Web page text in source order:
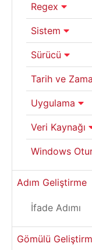
Regex
Sistem
Sürücü
Tarih ve
Uygulama
Veri Kaynağı
Windows
Adım Geliştirme
İfade Adımı
Gömülü